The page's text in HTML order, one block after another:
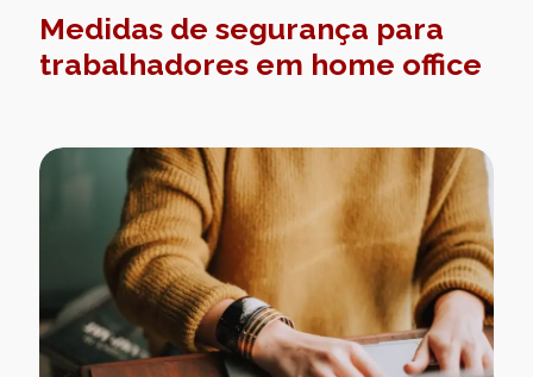
Medidas de segurança para
trabalhadores em home office